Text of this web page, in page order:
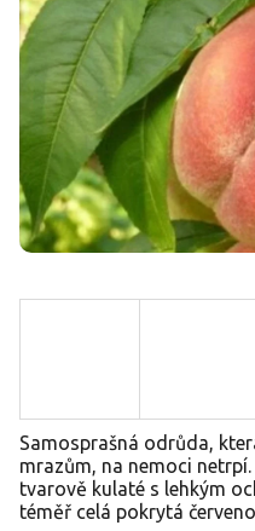
Samosprašná odrůda,
mrazům, na nemoci
tvarově kulaté s lehkým
téměř celá pokrytá